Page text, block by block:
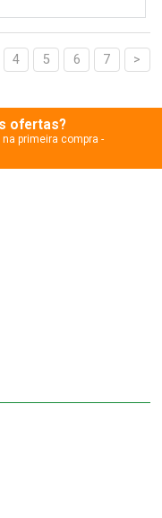
4 5 6 7 >
ofertas?
primeira compra -